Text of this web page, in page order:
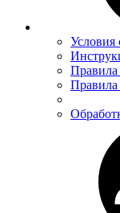
Условия
Правила
Правила